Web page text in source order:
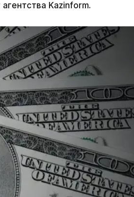
Kazinform.